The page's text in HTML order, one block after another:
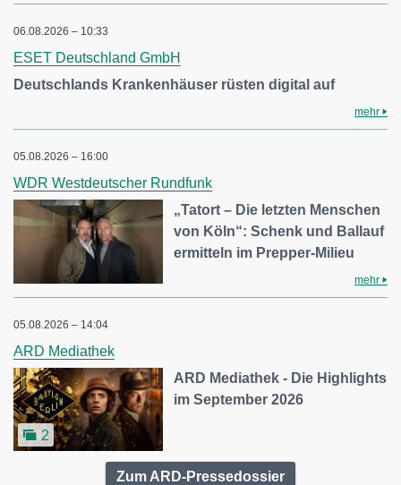
06.08.2026 – 10:33
ESET Deutschland GmbH
Deutschlands Krankenhäuser rüsten digital auf
mehr
05.08.2026 – 16:00
WDR Westdeutscher Rundfunk
„Tatort – Die letzten Menschen
von Köln“: Schenk und Ballauf
ermitteln im Prepper-Milieu
mehr
05.08.2026 – 14:04
ARD Mediathek
2
ARD Mediathek - Die Highlights
im September 2026
Zum ARD-Pressedossier